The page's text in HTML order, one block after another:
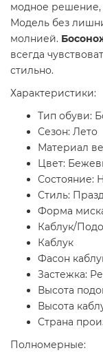
модное решение,
Модель без
молнией.
всегда
стильно.
Характеристики:
Тип обуви:
Сезон: Лето
Материал
Цвет:
Состояние:
Стиль:
Форма
Каблук/
Каблук
Фасон
Застежка:
Высота
Высота
Страна
Полномерные: